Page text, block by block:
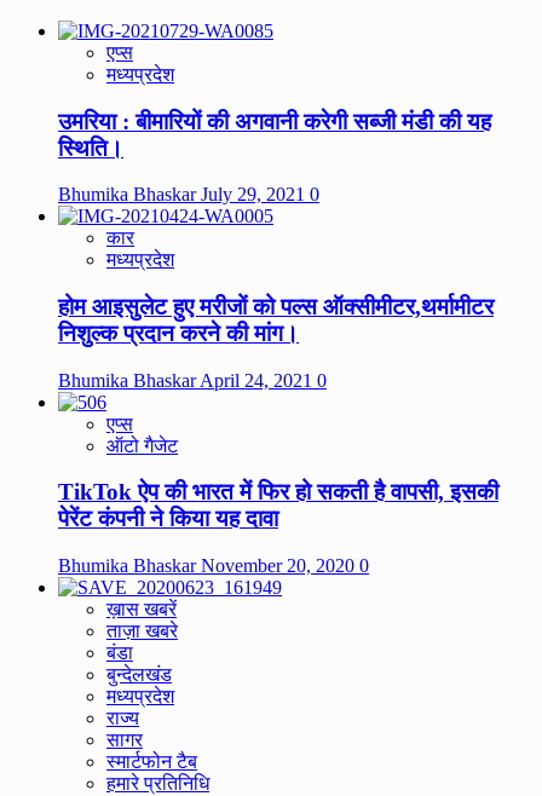
एप्स
मध्यप्रदेश
उमरिया : बीमारियों की अगवानी करेगी सब्जी मंडी की यह
स्थिति।
Bhumika BhaskarJuly 29, 2021 0
कार
मध्यप्रदेश
होम आइसुलेट हुए मरीजों को पल्स ऑक्सीमीटर,थर्मामीटर
निशुल्क प्रदान करने की मांग।
Bhumika BhaskarApril 24, 2021 0
एप्स
ऑटो गैजेट
TikTok ऐप की भारत में फिर हो सकती है वापसी, इसकी
पेरेंट कंपनी ने किया यह दावा
Bhumika BhaskarNovember 20, 2020 0
ख़ास खबरें
ताज़ा खबरे
बंडा
बुन्देलखंड
मध्यप्रदेश
राज्य
सागर
स्मार्टफोन टैब
हमारे प्रतिनिधि